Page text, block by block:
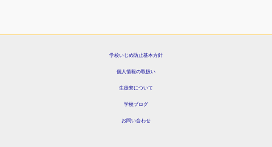
学校いじめ防止基本方針
個人情報の取扱い
生徒寮について
学校ブログ
お問い合わせ